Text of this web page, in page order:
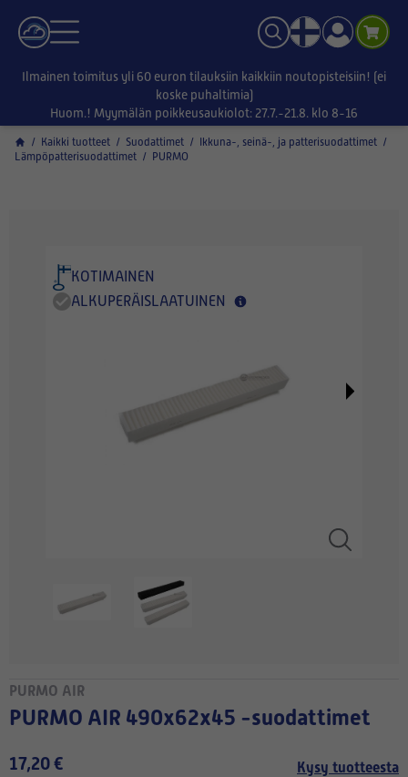
Ilmainen toimitus yli 60 euron tilauksiin kaikkiin noutopisteisiin! (ei
koske puhaltimia)
Huom.! Myymälän poikkeusaukiolot: 27.7.-21.8. klo 8-16
/ Kaikki tuotteet / Suodattimet / Ikkuna-, seinä-, ja patterisuodattimet /
Lämpöpatterisuodattimet / PURMO
KOTIMAINEN
ALKUPERÄISLAATUINEN
PURMO AIR
PURMO AIR 490x62x45 -suodattimet
17,20 € Kysy tuotteesta